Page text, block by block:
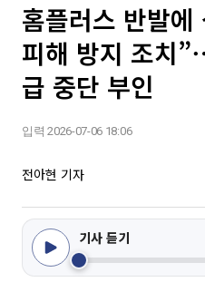
홈플러스 반발에
피해 방지 조치
급 중단 부인
입력 2026-07-06 18:06
전아현 기자
기사 듣기